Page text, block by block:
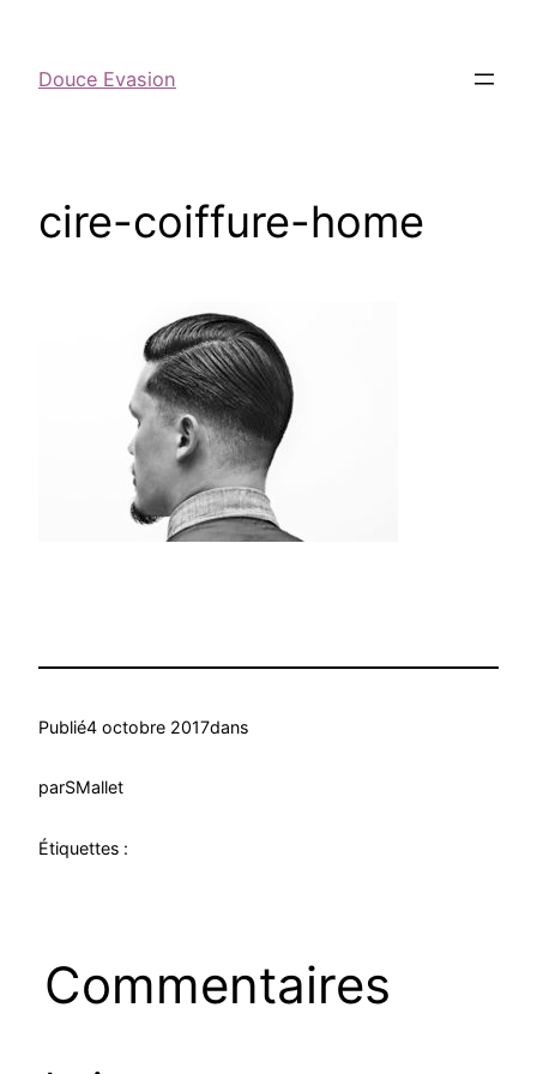
Douce Evasion
cire-coiffure-home
Publié4 octobre 2017dans
parSMallet
Étiquettes :
Commentaires